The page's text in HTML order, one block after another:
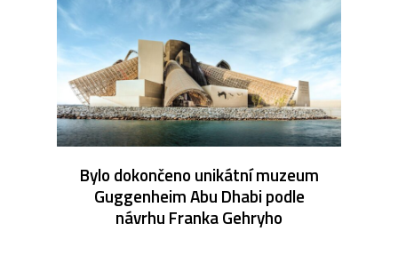
Bylo dokončeno unikátní muzeum
Guggenheim Abu Dhabi podle
návrhu Franka Gehryho